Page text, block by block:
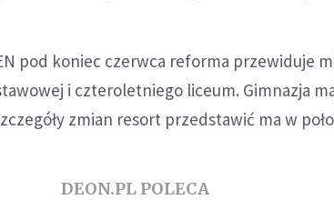
pod koniec czerwca reforma przewiduje
i czteroletniego liceum. Gimnazja
zmian resort przedstawić ma w
DEON.PL POLECA